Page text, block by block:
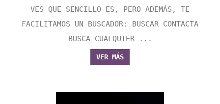
VES QUE SENCILLO ES, PERO ADEMÁS, TE
FACILITAMOS UN BUSCADOR: BUSCAR CONTACTA
BUSCA CUALQUIER ...
VER MÁS